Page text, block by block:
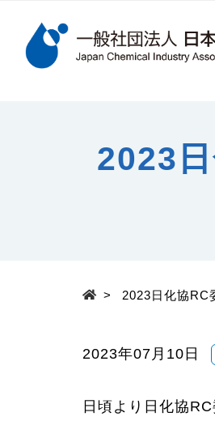
検索キーワード
2023
> 2023日化協RC
2023年07月10日
日頃より日化協